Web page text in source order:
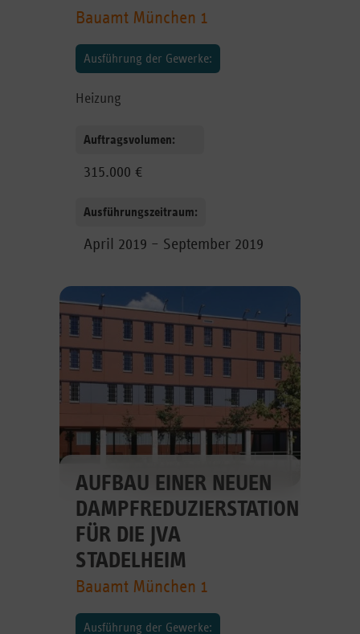
Bauamt München 1
Ausführung der Gewerke:
Heizung
Auftragsvolumen:
315.000 €
Ausführungszeitraum:
April 2019 – September 2019
AUFBAU EINER NEUEN
DAMPFREDUZIERSTATION
FÜR DIE JVA
STADELHEIM
Bauamt München 1
Ausführung der Gewerke: